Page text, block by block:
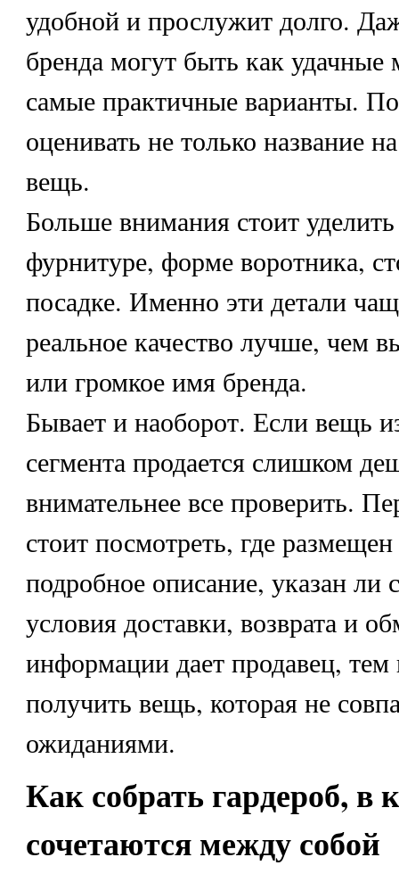
удобной и прослужит долго.
бренда могут быть как удачные
самые практичные варианты.
оценивать не только название
вещь.
Больше внимания стоит
фурнитуре, форме воротника,
посадке. Именно эти детали
реальное качество лучше, чем
или громкое имя бренда.
Бывает и наоборот. Если вещь
сегмента продается слишком
внимательнее все проверить.
стоит посмотреть, где
подробное описание, указан ли
условия доставки, возврата и
информации дает продавец,
получить вещь, которая не
ожиданиями.
Как собрать гардероб, в
сочетаются между собой